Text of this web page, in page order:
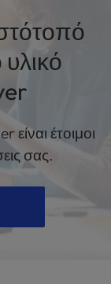
είναι έτοιμοι
σας.